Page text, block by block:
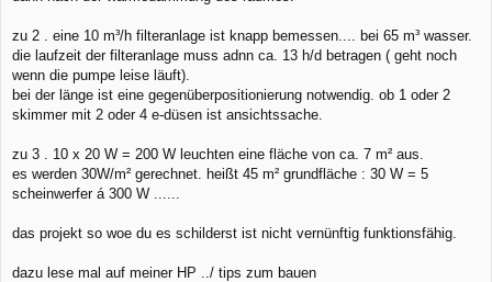
zu 2 . eine 10 m³/h filteranlage ist knapp bemessen.... bei 65 m³ wasser.
die laufzeit der filteranlage muss adnn ca. 13 h/d betragen ( geht noch
wenn die pumpe leise läuft).
bei der länge ist eine gegenüberpositionierung notwendig. ob 1 oder 2
skimmer mit 2 oder 4 e-düsen ist ansichtssache.
zu 3 . 10 x 20 W = 200 W leuchten eine fläche von ca. 7 m² aus.
es werden 30W/m² gerechnet. heißt 45 m² grundfläche : 30 W = 5
scheinwerfer á 300 W ......
das projekt so woe du es schilderst ist nicht vernünftig funktionsfähig.
dazu lese mal auf meiner HP ../ tips zum bauen